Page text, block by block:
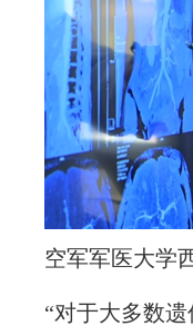
空军军医大学
“对于大多数遗